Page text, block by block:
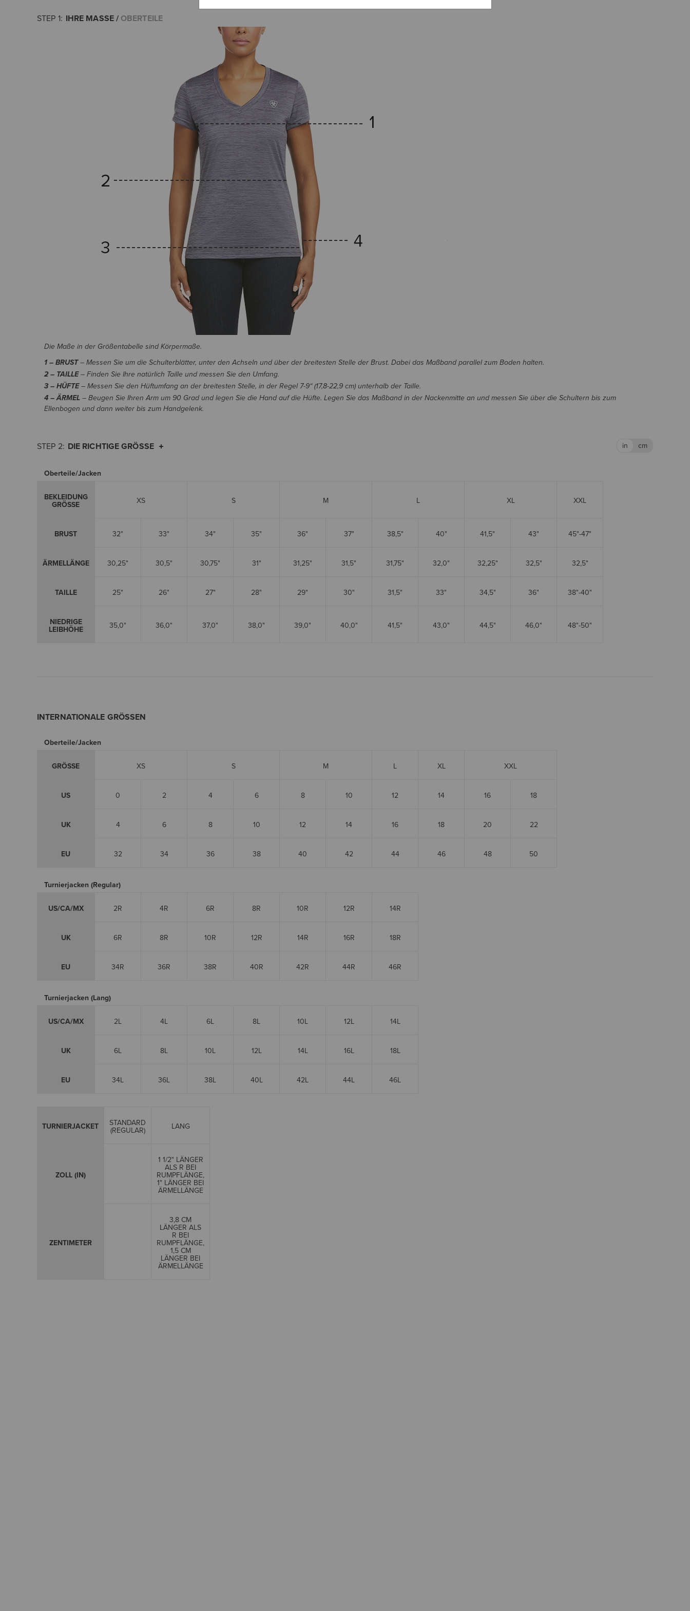
IHRE MASSE OBERTEILE
Die Maße in der Größentabelle sind Körpermaße.
1 – BRUST– Messen Sie um die Schulterblätter, unter den Achseln und über der breitesten Stelle der Brust. Dabei das Maßband parallel zum Boden halten.
2 – TAILLE– Finden Sie Ihre natürlich Taille und messen Sie den Umfang.
3 – HÜFTE– Messen Sie den Hüftumfang an der breitesten Stelle, in der Regel 7-9“ (17,8-22,9 cm) unterhalb der Taille.
4 – ÄRMEL– Beugen Sie Ihren Arm um 90 Grad und legen Sie die Hand auf die Hüfte. Legen Sie das Maßband in der Nackenmitte an und messen Sie über die Schultern bis zum
Ellenbogen und dann weiter bis zum Handgelenk.
DIE RICHTIGE GRÖSSE
Oberteile/Jacken
BEKLEIDUNG
GRÖSSE XS S M L XL XXL
BRUST 32" 33" 34" 35" 36" 37" 38,5" 40" 41,5" 43" 45"-47"
ÄRMELLÄNGE 30,25" 30,5" 30,75" 31" 31,25" 31,5" 31,75" 32,0" 32,25" 32,5" 32,5"
TAILLE 25" 26" 27" 28" 29" 30" 31,5" 33" 34,5" 36" 38"-40"
NIEDRIGE
LEIBHÖHE 35,0" 36,0" 37,0" 38,0" 39,0" 40,0" 41,5" 43,0" 44,5" 46,0" 48"-50"
INTERNATIONALE GRÖSSEN
Oberteile/Jacken
GRÖSSE XS S M L XL XXL
US 0 2 4 6 8 10 12 14 16 18
UK 4 6 8 10 12 14 16 18 20 22
EU 32 34 36 38 40 42 44 46 48 50
Turnierjacken (Regular)
US/CA/MX 2R 4R 6R 8R 10R 12R 14R
UK 6R 8R 10R 12R 14R 16R 18R
EU 34R 36R 38R 40R 42R 44R 46R
Turnierjacken (Lang)
US/CA/MX 2L 4L 6L 8L 10L 12L 14L
UK 6L 8L 10L 12L 14L 16L 18L
EU 34L 36L 38L 40L 42L 44L 46L
TURNIERJACKET STANDARD
(REGULAR) LANG
ZOLL (IN)
1 1/2" LÄNGER
ALS R BEI
RUMPFLÄNGE,
1" LÄNGER BEI
ÄRMELLÄNGE
ZENTIMETER
3,8 CM
LÄNGER ALS
R BEI
RUMPFLÄNGE,
1,5 CM
LÄNGER BEI
ÄRMELLÄNGE